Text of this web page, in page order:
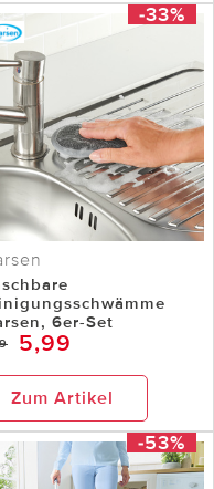
-33%
6er-Set
5,99
Zum Artikel
-53%